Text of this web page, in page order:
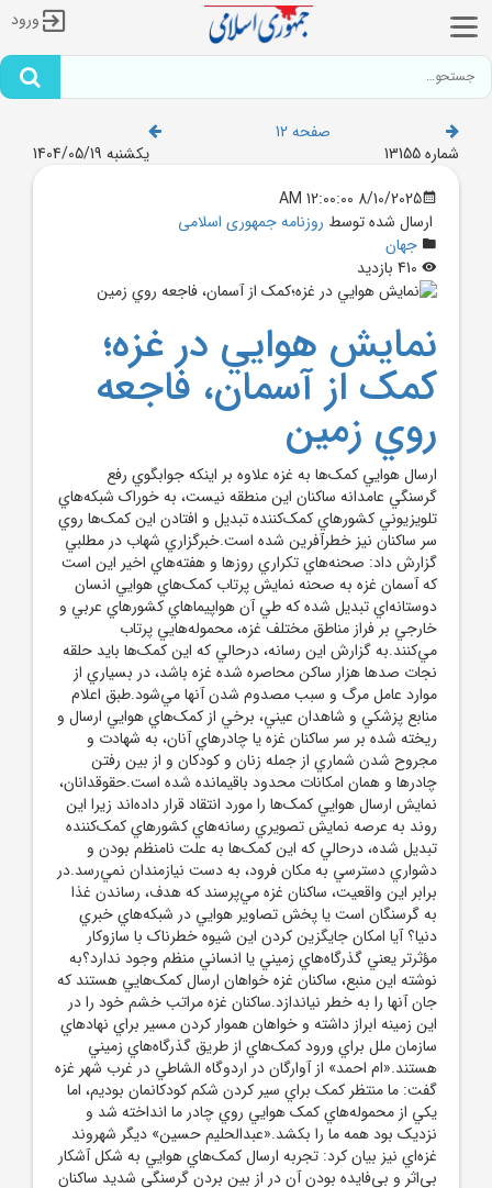
ورود
صفحه 12
شماره 13155
یکشنبه 1404/05/19
8/10/2025 12:00:00 AM
ارسال شده توسط روزنامه جمهوری اسلامی
جهان
نمايش هوايي در غزه؛
کمک از آسمان، فاجعه
روي زمين
ارسال هوايي کمک‌ها به غزه علاوه بر اينکه جوابگوي رفع
گرسنگي عامدانه ساکنان اين منطقه نيست، به خوراک شبکه‌هاي
تلويزيوني کشورهاي کمک‌کننده تبديل و افتادن اين کمک‌ها روي
سر ساکنان نيز خطرآفرين شده است.خبرگزاري شهاب در مطلبي
گزارش داد: صحنه‌هاي تکراري روزها و هفته‌هاي اخير اين است
که آسمان غزه به صحنه نمايش پرتاب کمک‌هاي هوايي انسان
دوستانه‌اي تبديل شده که طي آن هواپيماهاي کشورهاي عربي و
خارجي بر فراز مناطق مختلف غزه، محموله‌هايي پرتاب
مي‌کنند.به گزارش اين رسانه، درحالي که اين کمک‌ها بايد حلقه
نجات صدها هزار ساکن محاصره شده غزه باشد، در بسياري از
موارد عامل مرگ و سبب مصدوم شدن آنها مي‌شود.طبق اعلام
منابع پزشکي و شاهدان عيني، برخي از کمک‌هاي هوايي ارسال و
ريخته شده بر سر ساکنان غزه يا چادرهاي آنان، به شهادت و
مجروح شدن شماري از جمله زنان و کودکان و از بين رفتن
چادرها و همان امکانات محدود باقيمانده شده است.حقوقدانان،
نمايش ارسال هوايي کمک‌ها را مورد انتقاد قرار داده‌اند زيرا اين
روند به عرصه نمايش تصويري رسانه‌هاي کشورهاي کمک‌کننده
تبديل شده، درحالي که اين کمک‌ها به علت نامنظم بودن و
دشواري دسترسي به مکان فرود، به دست نيازمندان نمي‌رسد.در
برابر اين واقعيت، ساکنان غزه مي‌پرسند که هدف، رساندن غذا
به گرسنگان است يا پخش تصاوير هوايي در شبکه‌هاي خبري
دنيا؟ آيا امکان جايگزين کردن اين شيوه خطرناک با سازوکار
مؤثرتر يعني گذرگاه‌هاي زميني يا انساني منظم وجود ندارد؟به
نوشته اين منبع، ساکنان غزه خواهان ارسال کمک‌هايي هستند که
جان آنها را به خطر نياندازد.ساکنان غزه مراتب خشم خود را در
اين زمينه ابراز داشته و خواهان هموار کردن مسير براي نهادهاي
سازمان ملل براي ورود کمک‌هاي از طريق گذرگاه‌هاي زميني
هستند.«ام احمد» از آوارگان در اردوگاه الشاطي در غرب شهر غزه
گفت: ما منتظر کمک براي سير کردن شکم کودکانمان بوديم، اما
يکي از محموله‌هاي کمک هوايي روي چادر ما انداخته شد و
نزديک بود همه ما را بکشد.«عبدالحليم حسين» ديگر شهروند
غزه‌اي نيز بيان کرد: تجربه ارسال کمک‌هاي هوايي به شکل آشکار
بي‌اثر و بي‌فايده بودن آن در از بين بردن گرسنگي شديد ساکنان